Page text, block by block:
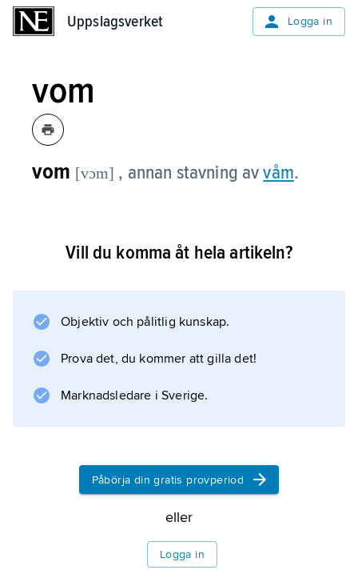
Uppslagsverket Logga in
vom
vom [vɔm] , annan stavning avvåm.
Vill du komma åt hela artikeln?
Objektiv och pålitlig kunskap.
Prova det, du kommer att gilla det!
Marknadsledare i Sverige.
Påbörja din gratis provperiod
eller
Logga in